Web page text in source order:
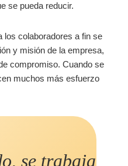
se pueda reducir.
los colaboradores a fin se
y misión de la empresa,
compromiso. Cuando se
muchos más esfuerzo
se trabaja